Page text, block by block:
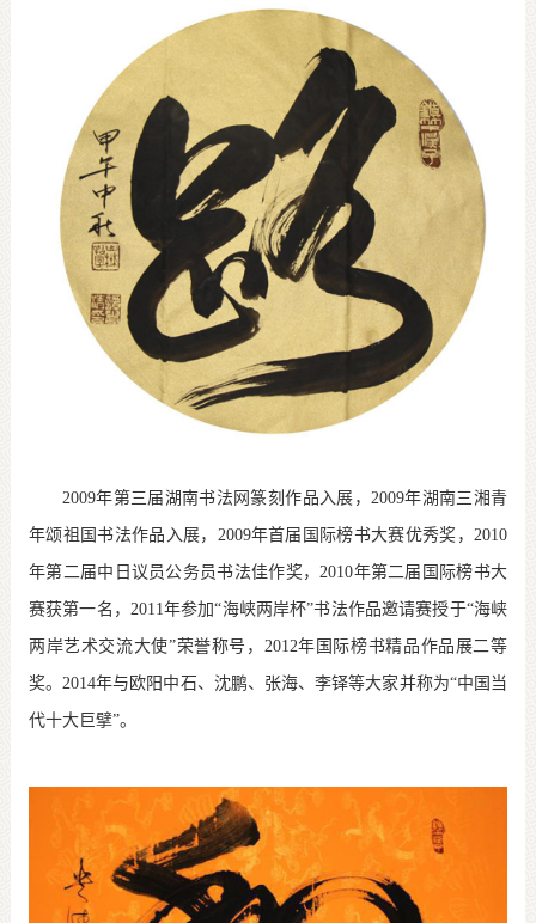
2009年第三届湖南书法网篆刻作品入展， 2009年湖南三湘青
年颂祖国书法作品入展， 2009年首届国际榜书大赛优秀奖， 2010
年第二届中日议员公务员书法佳作奖， 2010年第二届国际榜书大
赛获第一名， 2011 年参加“海峡两岸杯”书法作品邀请赛授于“海峡
两岸艺术交流大使”荣誉称号， 2012年国际榜书精品作品展二等
奖。 2014年与欧阳中石、沈鹏、张海、李铎等大家并称为“中国当
代十大巨擘”。